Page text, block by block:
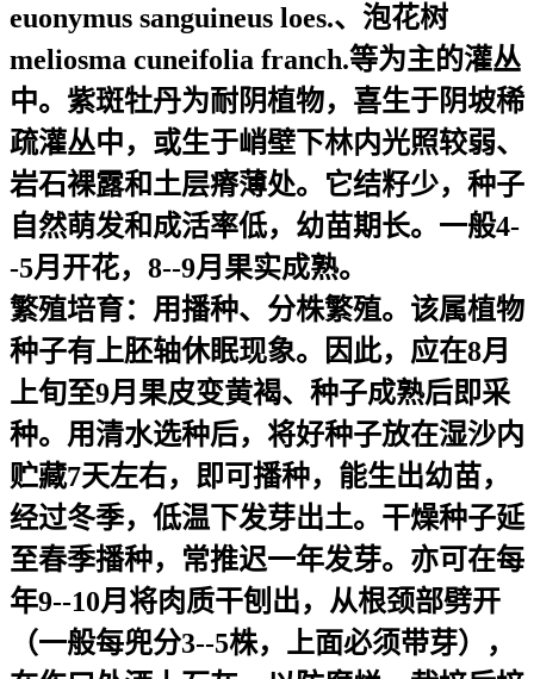
euonymus sanguineus loes.、泡花树
meliosma cuneifolia franch.等为主的灌丛
中。紫斑牡丹为耐阴植物，喜生于阴坡稀
疏灌丛中，或生于峭壁下林内光照较弱、
岩石裸露和土层瘠薄处。它结籽少，种子
自然萌发和成活率低，幼苗期长。一般4-
-5月开花，8--9月果实成熟。
繁殖培育： 用播种、分株繁殖。该属植物
种子有上胚轴休眠现象。因此，应在8月
上旬至9月果皮变黄褐、种子成熟后即采
种。用清水选种后，将好种子放在湿沙内
贮藏7天左右，即可播种，能生出幼苗，
经过冬季，低温下发芽出土。干燥种子延
至春季播种，常推迟一年发芽。亦可在每
年9--10月将肉质干刨出，从根颈部劈开
（一般每兜分3--5株，上面必须带芽），